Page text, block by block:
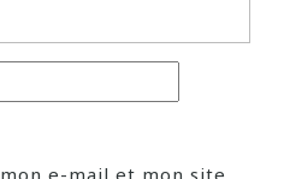
e-mail et mon site